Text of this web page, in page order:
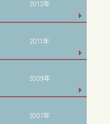
2013年
2011年
2009年
2007年